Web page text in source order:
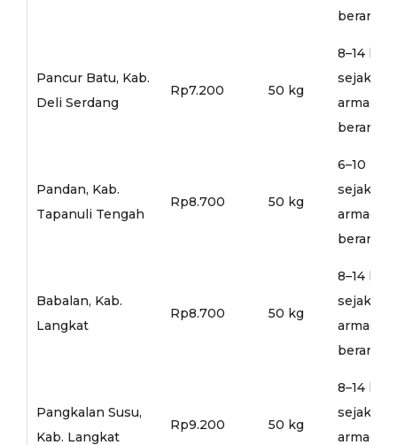
Pancur Batu, Kab.
Deli Serdang
Rp7.200 50 kg
8–14 hari
sejak
armada
Pandan, Kab.
Tapanuli Tengah
Rp8.700 50 kg
6–10 hari
sejak
armada
Babalan, Kab.
Langkat
Rp8.700 50 kg
8–14 hari
sejak
armada
Pangkalan Susu,
Kab. Langkat
Rp9.200 50 kg
8–14 hari
sejak
armada